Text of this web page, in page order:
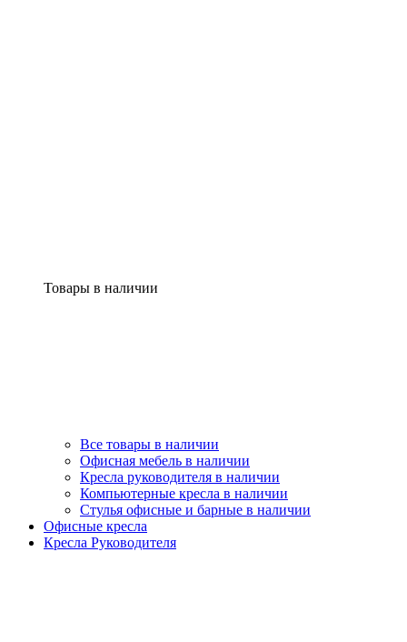
Товары в наличии
Все товары в наличии
Офисная мебель в наличии
Кресла руководителя в наличии
Компьютерные кресла в наличии
Стулья офисные и барные в наличии
Офисные кресла
Кресла Руководителя